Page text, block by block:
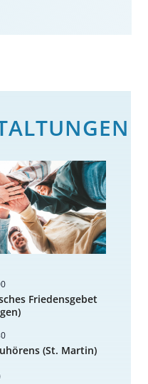
Friedensgebet
(St. Martin)